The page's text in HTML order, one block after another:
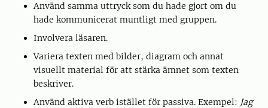
Använd samma uttryck som du hade gjort om du
hade kommunicerat muntligt med gruppen.
Involvera läsaren.
Variera texten med bilder, diagram och annat
visuellt material för att stärka ämnet som texten
beskriver.
Använd aktiva verb istället för passiva. Exempel: Jag